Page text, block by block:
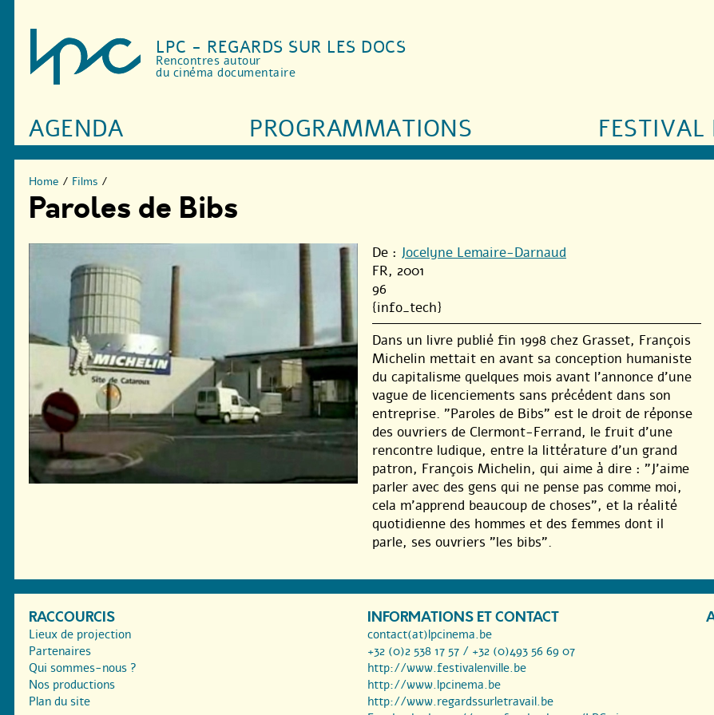
LPC - REGARDS SUR LES DOCS
Rencontres autour
du cinéma documentaire
AGENDA PROGRAMMATIONS FESTIVAL
Home / Films /
Paroles de Bibs
De : Jocelyne Lemaire-Darnaud
FR, 2001
96
{info_tech}
Dans un livre publié fin 1998 chez Grasset, François
Michelin mettait en avant sa conception humaniste
du capitalisme quelques mois avant l’annonce d’une
vague de licenciements sans précédent dans son
entreprise. "Paroles de Bibs" est le droit de réponse
des ouvriers de Clermont-Ferrand, le fruit d’une
rencontre ludique, entre la littérature d’un grand
patron, François Michelin, qui aime à dire : "J’aime
parler avec des gens qui ne pense pas comme moi,
cela m’apprend beaucoup de choses", et la réalité
quotidienne des hommes et des femmes dont il
parle, ses ouvriers "les bibs".
RACCOURCIS
Lieux de projection
Partenaires
Qui sommes-nous ?
Nos productions
Plan du site
INFORMATIONS ET CONTACT
contact(at)lpcinema.be
+32 (0)2 538 17 57 / +32 (0)493 56 69 07
http://www.festivalenville.be
http://www.lpcinema.be
http://www.regardssurletravail.be